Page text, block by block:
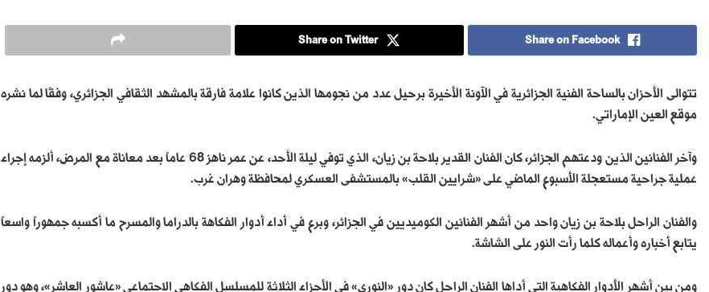
Share on Facebook
Share on Twitter
تتوالى الأحزان بالساحة الفنية الجزائرية في الآونة الأخيرة برحيل عدد من نجومها الذين كانوا علامة فارقة بالمشهد الثقافي الجزائري، وفقًا لما نشره
موقع العين الإماراتي.
وآخر الفنانين الذين ودعتهم الجزائر، كان الفنان القدير بلاحة بن زيان، الذي توفي ليلة الأحد، عن عمر ناهز 68 عاماً بعد معاناة مع المرض، ألزمه إجراء
عملية جراحية مستعجلة الأسبوع الماضي على «شرايين القلب» بالمستشفى العسكري لمحافظة وهران غرب.
والفنان الراحل بلاحة بن زيان واحد من أشهر الفنانين الكوميديين في الجزائر، وبرع في أداء أدوار الفكاهة بالدراما والمسرح ما أكسبه جمهوراً واسعاً
يتابع أخباره وأعماله كلما رأت النور على الشاشة.
ومن بين أشهر الأدوار الفكاهية التي أداها الفنان الراحل كان دور «النوري» في الأجزاء الثلاثة للمسلسل الفكاهي الاجتماعي «عاشور العاشر»، وهو دور